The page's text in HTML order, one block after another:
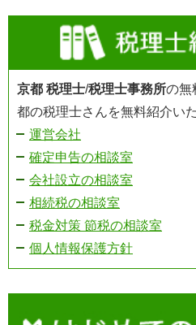
京都 税理士/税理士事務所の無
都の税理士さんを無料紹介い
運営会社
確定申告の相談室
会社設立の相談室
相続税の相談室
税金対策 節税の相談室
個人情報保護方針